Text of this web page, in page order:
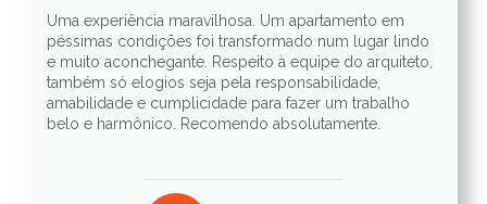
Uma experiência maravilhosa. Um apartamento em
péssimas condições foi transformado num lugar lindo
e muito aconchegante. Respeito à equipe do arquiteto,
também só elogios seja pela responsabilidade,
amabilidade e cumplicidade para fazer um trabalho
belo e harmônico. Recomendo absolutamente.